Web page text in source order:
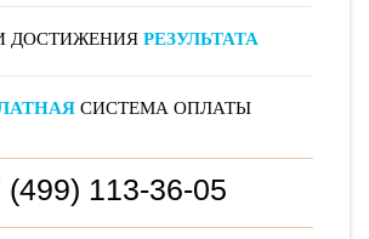
ДОСТИЖЕНИЯ РЕЗУЛЬТАТА
СИСТЕМА ОПЛАТЫ
(499) 113-36-05